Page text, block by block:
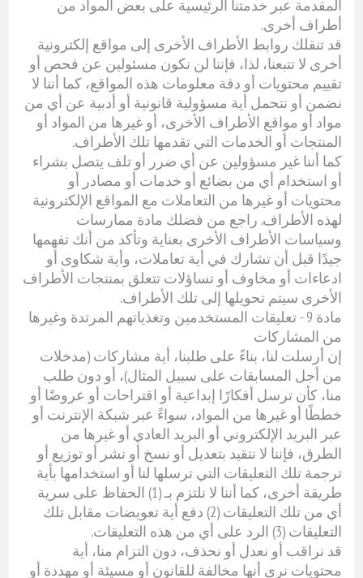
المقدمة عبر خدمتنا الرئيسية على بعض المواد من
أطراف أخرى.
قد تنقلك روابط الأطراف الأخرى إلى مواقع إلكترونية
أخرى لا تتبعنا، لذا، فإننا لن نكون مسئولين عن فحص أو
تقييم محتويات أو دقة معلومات هذه المواقع، كما أننا لا
نضمن أو نتحمل أية مسؤولية قانونية أو أدبية عن أي من
مواد أو مواقع الأطراف الأخرى، أو غيرها من المواد أو
المنتجات أو الخدمات التي تقدمها تلك الأطراف.
كما أننا غير مسؤولين عن أي ضرر أو تلف يتصل بشراء
أو استخدام أي من بضائع أو خدمات أو مصادر أو
محتويات أو غيرها من التعاملات مع المواقع الإلكترونية
لهذه الأطراف. راجع من فضلك مادة ممارسات
وسياسات الأطراف الأخرى بعناية وتأكد من أنك تفهمها
جيدًا قبل أن تشارك في أية تعاملات، وأية شكاوى أو
ادعاءات أو مخاوف أو تساؤلات تتعلق بمنتجات الأطراف
الأخرى سيتم تحويلها إلى تلك الأطراف.
مادة 9 - تعليقات المستخدمين وتغذياتهم المرتدة وغيرها
من المشاركات
إن أرسلت لنا، بناءً على طلبنا، أية مشاركات (مدخلات
من أجل المسابقات على سبيل المثال)، أو دون طلب
منا، كأن ترسل أفكارًا إبداعية أو اقتراحات أو عروضًا أو
خططًا أو غيرها من المواد، سواءً عبر شبكة الإنترنت أو
عبر البريد الإلكتروني أو البريد العادي أو غيرها من
الطرق، فإننا لا نتقيد بتعديل أو نسخ أو نشر أو توزيع أو
ترجمة تلك التعليقات التي ترسلها لنا أو استخدامها بأية
طريقة أخرى، كما أننا لا نلتزم بـ (1) الحفاظ على سرية
أي من تلك التعليقات (2) دفع أية تعويضات مقابل تلك
التعليقات (3) الرد على أي من هذه التعليقات.
قد نراقب أو نعدل أو نحذف، دون التزام منا، أية
محتويات نرى أنها مخالفة للقانون أو مسيئة أو مهددة أو